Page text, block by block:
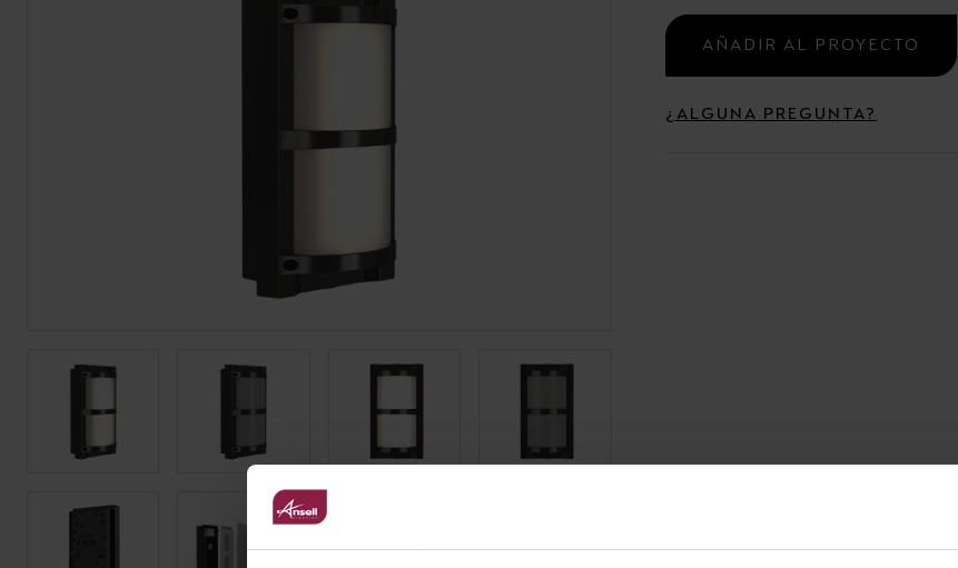
Estancas y Regletas
AÑADIR AL PROYECTO
¿ALGUNA PREGUNTA?